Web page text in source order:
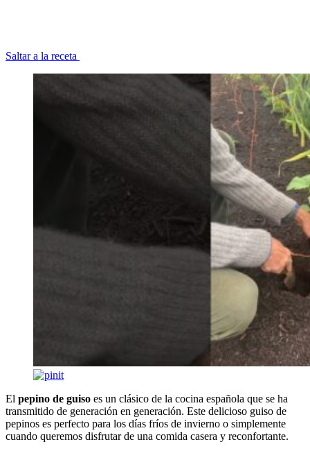
Saltar a la receta
El pepino de guiso es un clásico de la cocina española que se ha
transmitido de generación en generación. Este delicioso guiso de
pepinos es perfecto para los días fríos de invierno o simplemente
cuando queremos disfrutar de una comida casera y reconfortante.